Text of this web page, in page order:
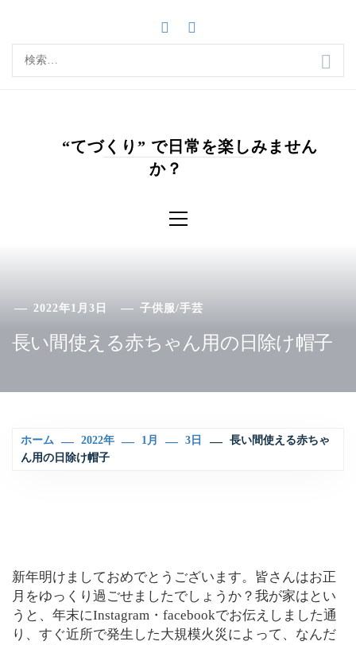
テ
“てづくり” で日常を楽しみません
か？
イ
2022年1月3日 子供服/手芸
長い間使える赤ちゃん用の日除け帽子
ホーム 2022年 1月 3日
長い間使える赤ちゃ
ん用の日除け帽子
新年明けましておめでとうございます。皆さんはお正
月をゆっくり過ごせましたでしょうか？我が家はとい
うと、年末にInstagram・facebookでお伝えしました通
り、すぐ近所で発生した大規模火災によって、なんだ